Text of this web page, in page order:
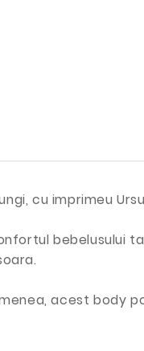
cu imprimeu
bebelusului
acest body